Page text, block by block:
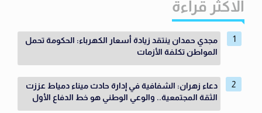
الاكثر قراءة
مجدي حمدان ينتقد زيادة أسعار الكهرباء: الحكومة تحمل
المواطن تكلفة الأزمات
دعاء زهران: الشفافية في إدارة حادث ميناء دمياط عززت
الثقة المجتمعية.. والوعي الوطني هو خط الدفاع الأول